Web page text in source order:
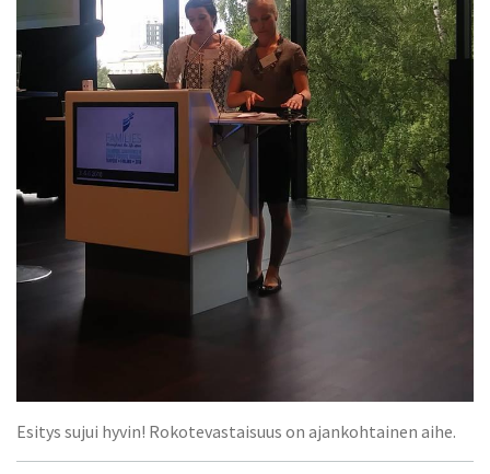
Esitys sujui hyvin! Rokotevastaisuus on ajankohtainen aihe.